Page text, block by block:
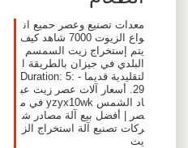
معدات تصنيع وعصر حميع ان
واع الزيوت 7000 شاهد كيف
يتم إستخراج زيت السمسم
البلدي في جيزان بالطريقة ا
لتقليدية قديما - Duration: 5:
29. أسعار آلات عصر زيت عب
اد الشمس yzyx10wk في م
صر | أفضل بيع آلة مصادر ش
ركات تصنيع آلة استخراج الز
يت